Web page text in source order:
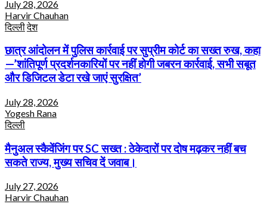
July 28, 2026
Harvir Chauhan
दिल्लीदेश
छात्र आंदोलन में पुलिस कार्रवाई पर सुप्रीम कोर्ट का सख्त रुख, कहा
—’शांतिपूर्ण प्रदर्शनकारियों पर नहीं होगी जबरन कार्रवाई, सभी सबूत
और डिजिटल डेटा रखे जाएं सुरक्षित’
July 28, 2026
Yogesh Rana
दिल्ली
मैनुअल स्कैवेंजिंग पर SC सख्त : ठेकेदारों पर दोष मढ़कर नहीं बच
सकते राज्य, मुख्य सचिव दें जवाब।
July 27, 2026
Harvir Chauhan